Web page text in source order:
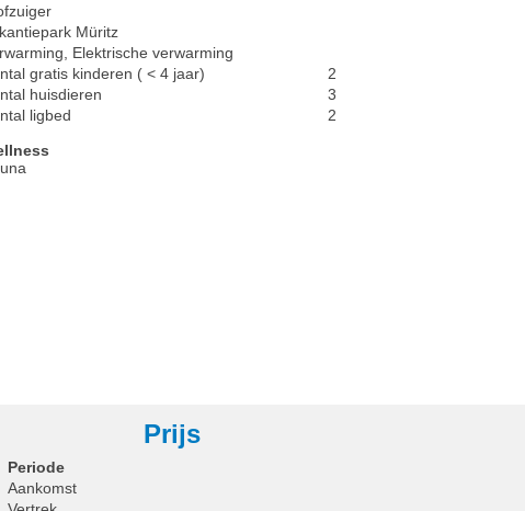
Müritz
Elektrische verwarming
gratis kinderen ( < 4 jaar)
2
huisdieren
3
ligbed
2
Prijs
Periode
Aankomst